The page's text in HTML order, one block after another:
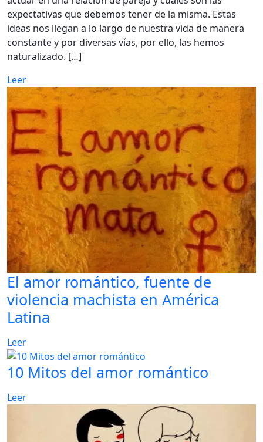
expectativas que debemos tener de la misma. Estas
ideas nos llegan a lo largo de nuestra vida de manera
constante y por diversas vías, por ello, las hemos
naturalizado. […]
Leer
El amor romántico, fuente de
violencia machista en América
Latina
Leer
10 Mitos del amor romántico
Leer